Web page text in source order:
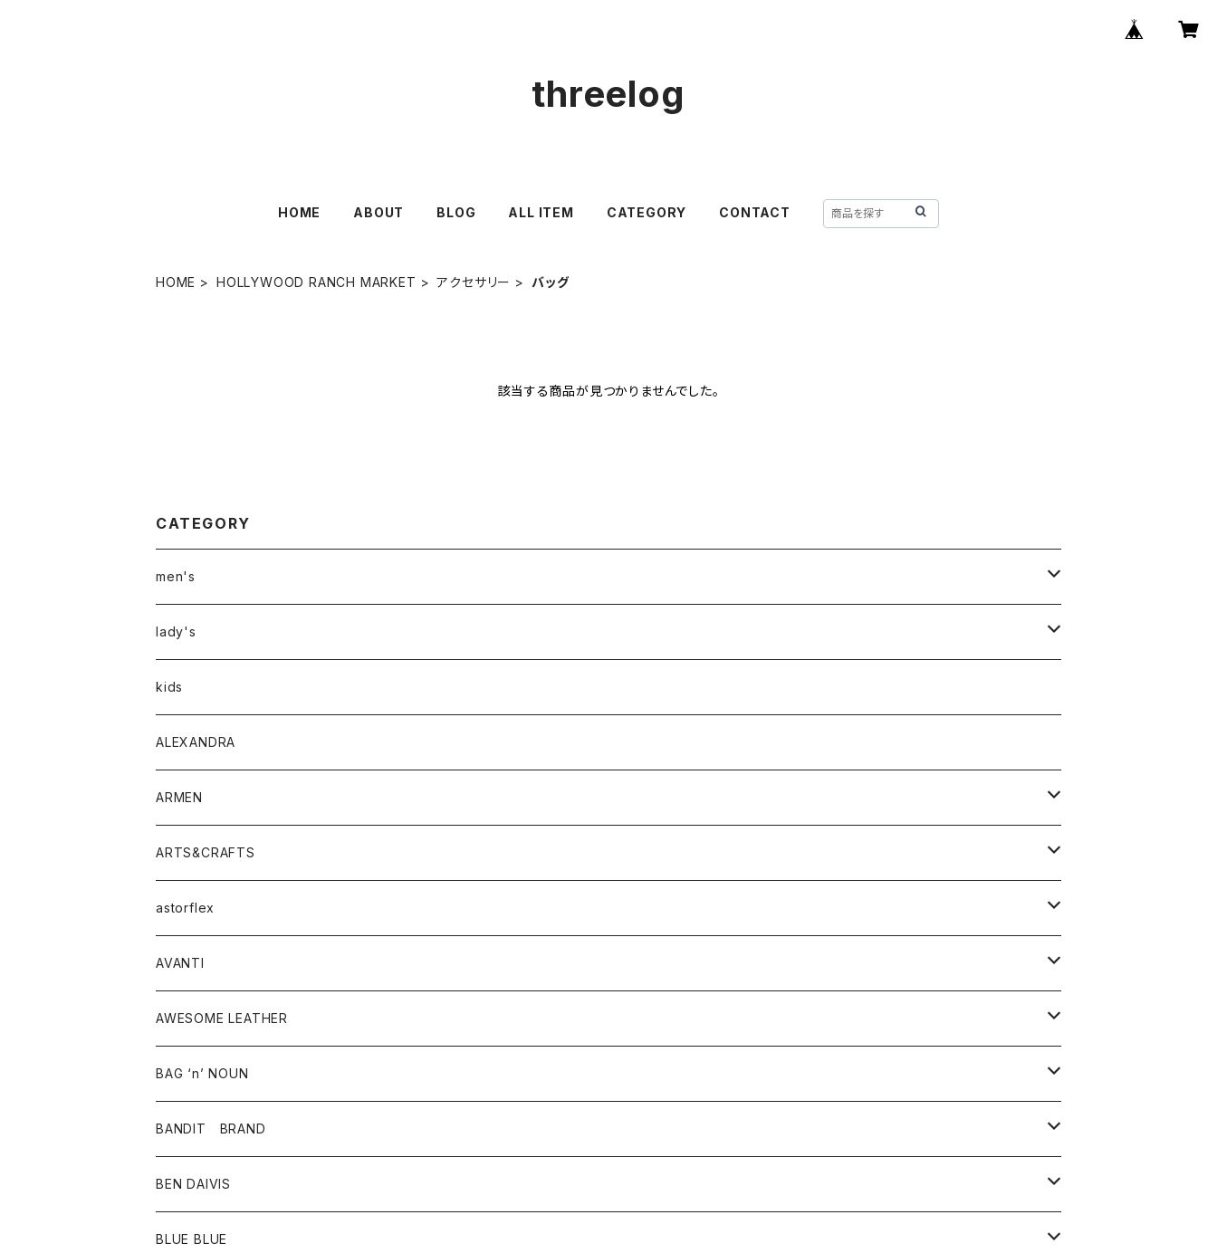
threelog
HOME ABOUT BLOG ALL ITEM CATEGORY CONTACT
HOME HOLLYWOOD RANCH MARKET アクセサリー バッグ
該当する商品が見つかりませんでした。
CATEGORY
men's
アウター
トップス
Tシャツ
シャツ
ボトムス
lady's
アウター
トップス
Tシャツ・カットソー
シャツ・ブラウス
ボトムス
パンツ
スカート
ワンピース・オールインワン
バッグ
シューズ
アクセサリー
その他雑貨
kids
ALEXANDRA
ARMEN
アウター
コート
ジャケット
トップス
ベスト
シャツ
ワンピース
ボトム
スカート
パンツ
グッズ
靴
ARTS&CRAFTS
アクセサリー
ウォレット
バッグ
astorflex
グッズ
靴
AVANTI
シャツ
AWESOME LEATHER
アウター
革ジャケット
BAG ‘n’ NOUN
アクセサリー
バッグ
ポーチ
BANDIT BRAND
トップス
Ｔシャツ
BEN DAIVIS
ポトム
BLUE BLUE